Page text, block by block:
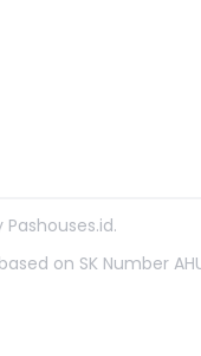
Pashouses.id.
on SK Number AHU-